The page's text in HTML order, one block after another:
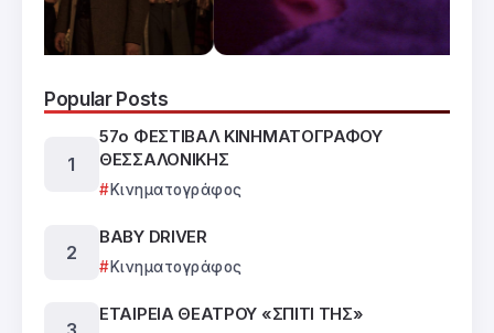
Popular Posts
57ο ΦΕΣΤΙΒΑΛ ΚΙΝΗΜΑΤΟΓΡΑΦΟΥ
ΘΕΣΣΑΛΟΝΙΚΗΣ
Κινηματογράφος
BABY DRIVER
Κινηματογράφος
ΕΤΑΙΡΕΙΑ ΘΕΑΤΡΟΥ «ΣΠΙΤΙ ΤΗΣ»